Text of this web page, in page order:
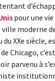
pour une
moderne
XXe siècle,
Chicago,
parvenu à